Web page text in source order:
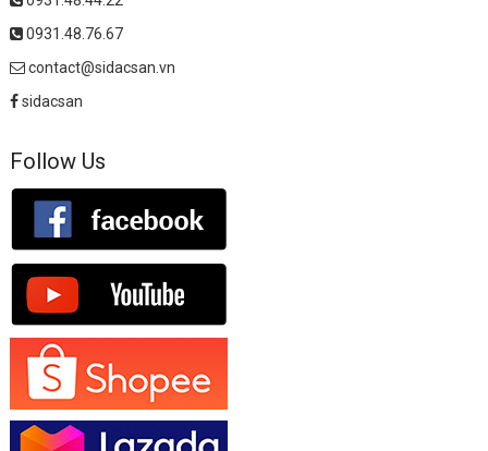
0931.48.76.67
contact@sidacsan.vn
sidacsan
Follow Us